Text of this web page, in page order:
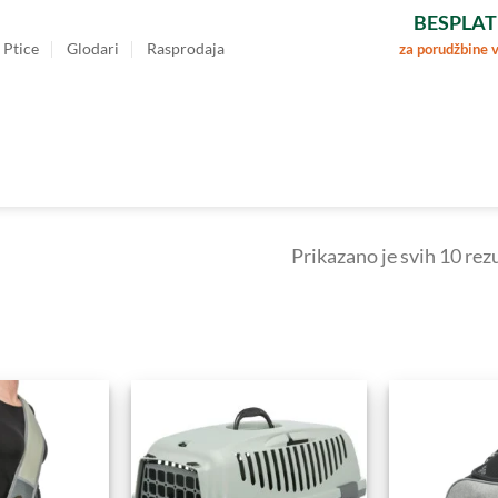
Ptice Glodari
Rasprodaja
za porudžbine
Prikazano je svih 10
Dodajte
Omiljene
Dodajte
u
Omiljene